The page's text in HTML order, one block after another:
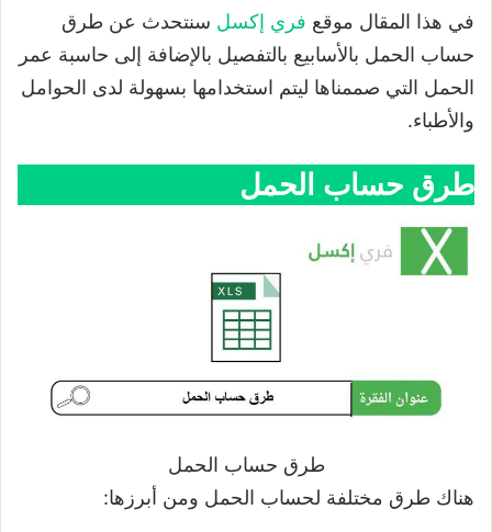
في هذا المقال موقع فري إكسل سنتحدث عن طرق
حساب الحمل بالأسابيع بالتفصيل بالإضافة إلى حاسبة عمر
الحمل التي صممناها ليتم استخدامها بسهولة لدى الحوامل
والأطباء.
طرق حساب الحمل
طرق حساب الحمل
هناك طرق مختلفة لحساب الحمل ومن أبرزها: